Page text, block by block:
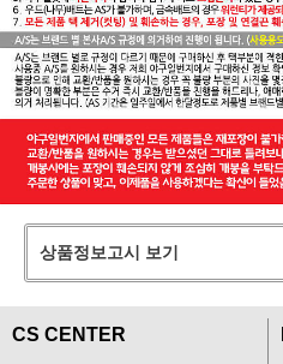
상품정보고시 보기
CS CENTER